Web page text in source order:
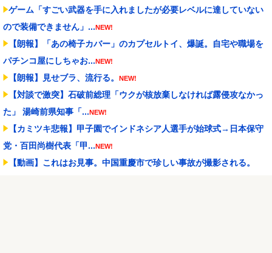
ゲーム「すごい武器を手に入れましたが必要レベルに達していない
ので装備できません」...NEW!
【朗報】「あの椅子カバー」のカプセルトイ、爆誕。自宅や職場を
パチンコ屋にしちゃお...NEW!
【朗報】見せブラ、流行る。 NEW!
【対談で激突】石破前総理「ウクが核放棄しなければ露侵攻なかっ
た」 湯崎前県知事「...NEW!
【カミツキ悲報】甲子園でインドネシア人選手が始球式→日本保守
党・百田尚樹代表「甲...NEW!
【動画】これはお見事。中国重慶市で珍しい事故が撮影される。